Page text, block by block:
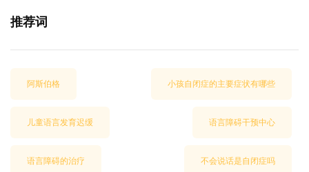
推荐词
阿斯伯格 小孩自闭症的主要症状有哪些
儿童语言发育迟缓 语言障碍干预中心
语言障碍的治疗 不会说话是自闭症吗